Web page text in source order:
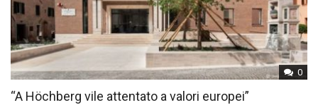
0
“A Höchberg vile attentato a valori europei”